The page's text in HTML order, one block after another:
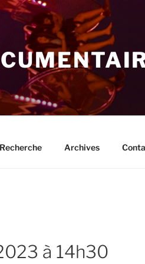
Recherche Archives
à 14h30